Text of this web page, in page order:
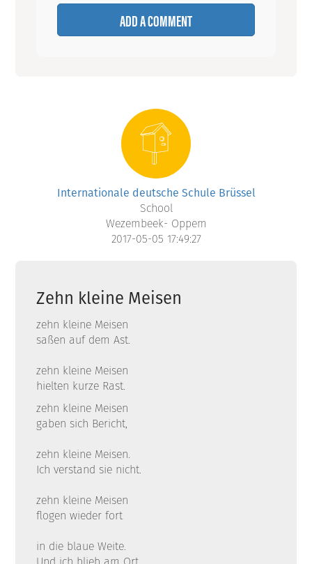
ADD A COMMENT
Internationale deutsche Schule Brüssel
School
Wezembeek- Oppem
2017-05-05 17:49:27
Zehn kleine Meisen
zehn kleine Meisen
saßen auf dem Ast.
zehn kleine Meisen
hielten kurze Rast.
zehn kleine Meisen
gaben sich Bericht,
zehn kleine Meisen.
Ich verstand sie nicht.
zehn kleine Meisen
flogen wieder fort
in die blaue Weite.